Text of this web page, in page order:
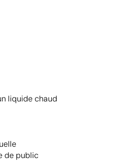
liquide chaud
de public